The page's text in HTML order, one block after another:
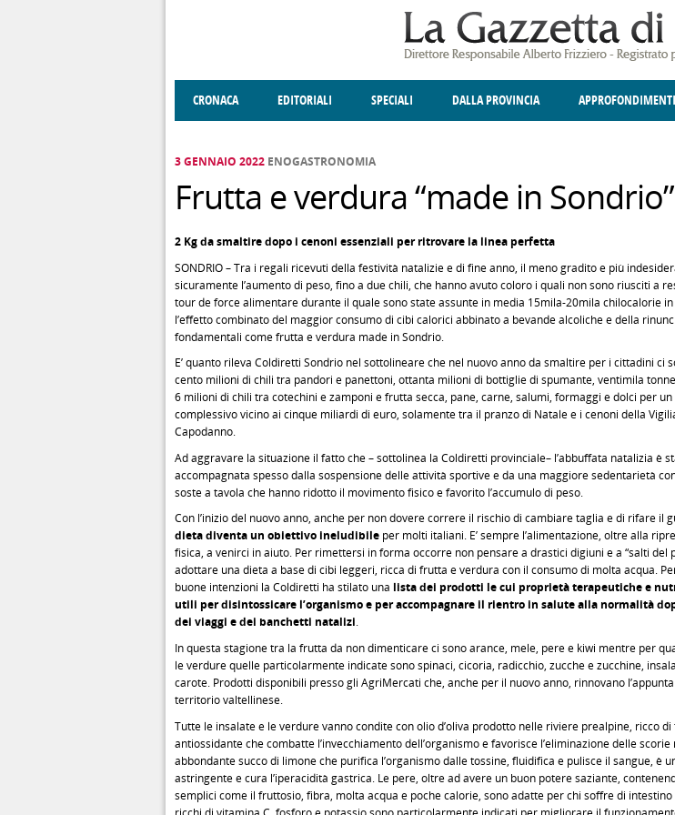
CRONACA EDITORIALI SPECIALI DALLA PROVINCIA APPROFONDIMENTI
3 GENNAIO 2022 ENOGASTRONOMIA
Frutta e verdura “made in Sondrio”
2 Kg da smaltire dopo i cenoni essenziali per ritrovare la linea perfetta
SONDRIO – Tra i regali ricevuti della festività natalizie e di fine anno, il meno gradito e più
sicuramente l’aumento di peso, fino a due chili, che hanno avuto coloro i quali non sono riusciti a
tour de force alimentare durante il quale sono state assunte in media 15mila-20mila chilocalorie
l’effetto combinato del maggior consumo di cibi calorici abbinato a bevande alcoliche e della
fondamentali come frutta e verdura made in Sondrio.
E’ quanto rileva Coldiretti Sondrio nel sottolineare che nel nuovo anno da smaltire per i cittadini ci
cento milioni di chili tra pandori e panettoni, ottanta milioni di bottiglie di spumante, ventimila
6 milioni di chili tra cotechini e zamponi e frutta secca, pane, carne, salumi, formaggi e dolci per
complessivo vicino ai cinque miliardi di euro, solamente tra il pranzo di Natale e i cenoni della
Capodanno.
Ad aggravare la situazione il fatto che – sottolinea la Coldiretti provinciale– l’abbuffata natalizia è
accompagnata spesso dalla sospensione delle attività sportive e da una maggiore sedentarietà
soste a tavola che hanno ridotto il movimento fisico e favorito l’accumulo di peso.
Con l’inizio del nuovo anno, anche per non dovere correre il rischio di cambiare taglia e di rifare il
dieta diventa un obiettivo ineludibile per molti italiani. E’ sempre l’alimentazione, oltre alla
fisica, a venirci in aiuto. Per rimettersi in forma occorre non pensare a drastici digiuni e a “salti del
adottare una dieta a base di cibi leggeri, ricca di frutta e verdura con il consumo di molta acqua.
buone intenzioni la Coldiretti ha stilato una lista dei prodotti le cui proprietà terapeutiche e
utili per disintossicare l’organismo e per accompagnare il rientro in salute alla normalità
dei viaggi e dei banchetti natalizi.
In questa stagione tra la frutta da non dimenticare ci sono arance, mele, pere e kiwi mentre per
le verdure quelle particolarmente indicate sono spinaci, cicoria, radicchio, zucche e zucchine,
carote. Prodotti disponibili presso gli AgriMercati che, anche per il nuovo anno, rinnovano
territorio valtellinese.
Tutte le insalate e le verdure vanno condite con olio d’oliva prodotto nelle riviere prealpine, ricco
antiossidante che combatte l’invecchiamento dell’organismo e favorisce l’eliminazione delle
abbondante succo di limone che purifica l’organismo dalle tossine, fluidifica e pulisce il sangue, è
astringente e cura l’iperacidità gastrica. Le pere, oltre ad avere un buon potere saziante,
semplici come il fruttosio, fibra, molta acqua e poche calorie, sono adatte per chi soffre di intestino